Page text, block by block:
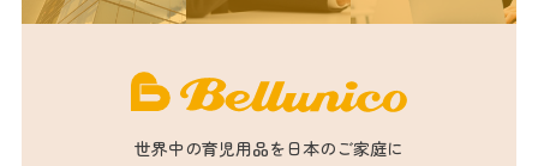
世界中の育児用品を日本のご家庭に